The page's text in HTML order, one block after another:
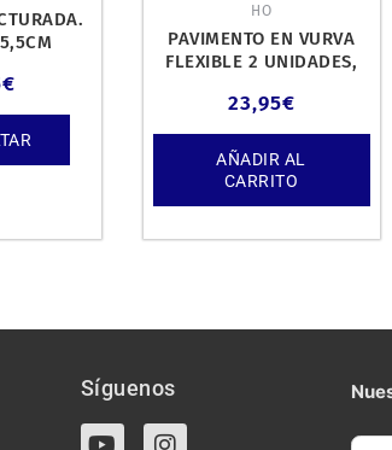
€
HO
PAVIMENTO EN VURVA
FLEXIBLE 2 UNIDADES,
23,95€
AÑADIR AL
CARRITO
Síguenos
Y
I